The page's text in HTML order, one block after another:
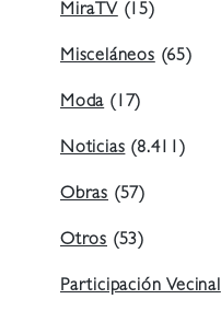
MiraTV (15)
Misceláneos (65)
Moda (17)
Noticias (8.411)
Obras (57)
Otros (53)
Participación Vecinal